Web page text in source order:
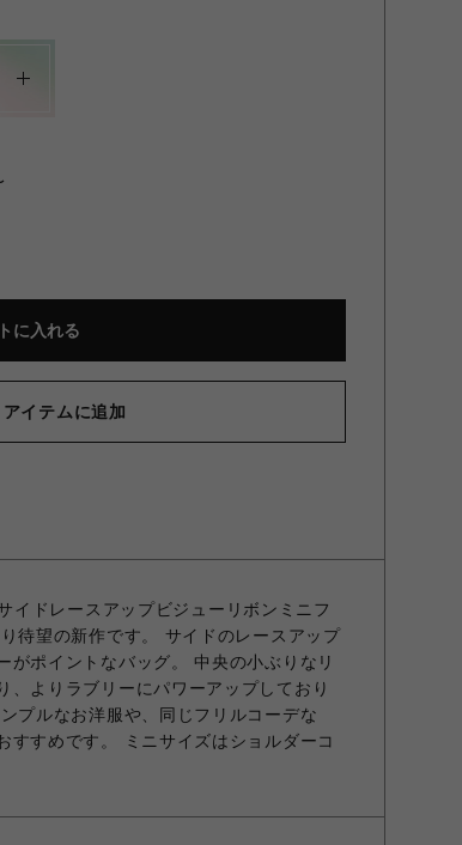
に入れる
イテムに追加
ドレースアップビジューリボンミニフ
待望の新作です。 サイドのレースアップ
がポイントなバッグ。 中央の小ぶりなリ
、よりラブリーにパワーアップしており
プルなお洋服や、同じフリルコーデな
すすめです。 ミニサイズはショルダーコ